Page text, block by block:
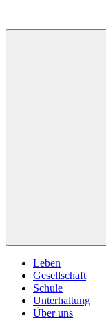
Leben
Gesellschaft
Schule
Unterhaltung
Über uns